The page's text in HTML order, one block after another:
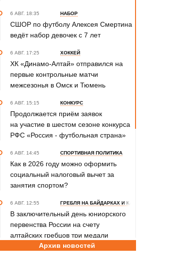
6 АВГ. 18:35 НАБОР
СШОР по футболу Алексея Смертина
ведёт набор девочек с 7 лет
6 АВГ. 17:25 ХОККЕЙ
ХК «Динамо-Алтай» отправился на
первые контрольные матчи
межсезонья в Омск и Тюмень
6 АВГ. 15:15 КОНКУРС
Продолжается приём заявок
на участие в шестом сезоне конкурса
РФС «Россия - футбольная страна»
6 АВГ. 14:45 СПОРТИВНАЯ ПОЛИТИКА
Как в 2026 году можно оформить
социальный налоговый вычет за
занятия спортом?
6 АВГ. 12:55 ГРЕБЛЯ НА БАЙДАРКАХ И КАНОЭ
В заключительный день юниорского
первенства России на счету
алтайских гребцов три медали
Архив новостей